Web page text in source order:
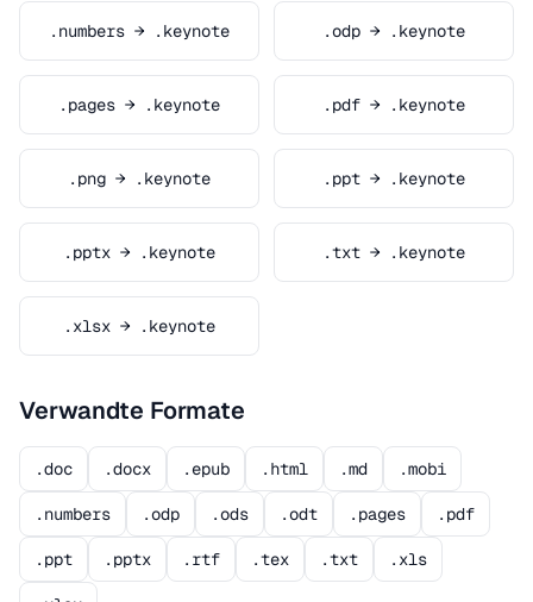
.numbers → .keynote .odp → .keynote
.pages → .keynote .pdf → .keynote
.png → .keynote .ppt → .keynote
.pptx → .keynote .txt → .keynote
.xlsx → .keynote
Verwandte Formate
.doc .docx .epub .html .md .mobi
.numbers .odp .ods .odt .pages .pdf
.ppt .pptx .rtf .tex .txt .xls